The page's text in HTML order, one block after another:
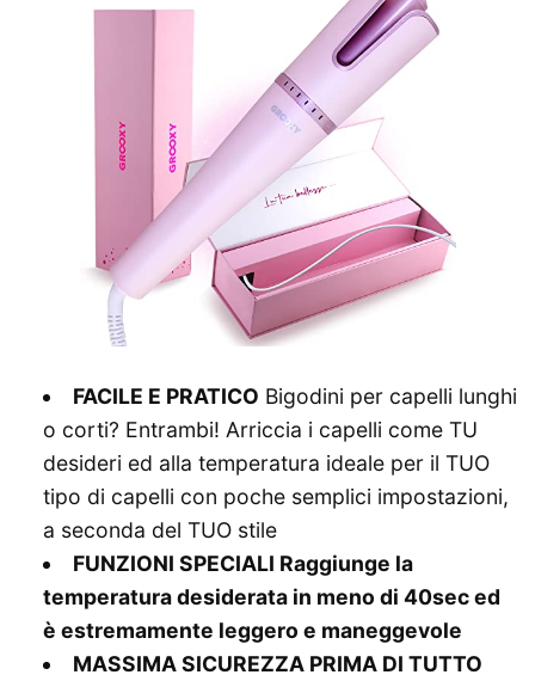
FACILE E PRATICO Bigodini per capelli lunghi
o corti? Entrambi! Arriccia i capelli come TU
desideri ed alla temperatura ideale per il TUO
tipo di capelli con poche semplici impostazioni,
a seconda del TUO stile
FUNZIONI SPECIALI Raggiunge la
temperatura desiderata in meno di 40sec ed
è estremamente leggero e maneggevole
MASSIMA SICUREZZA PRIMA DI TUTTO